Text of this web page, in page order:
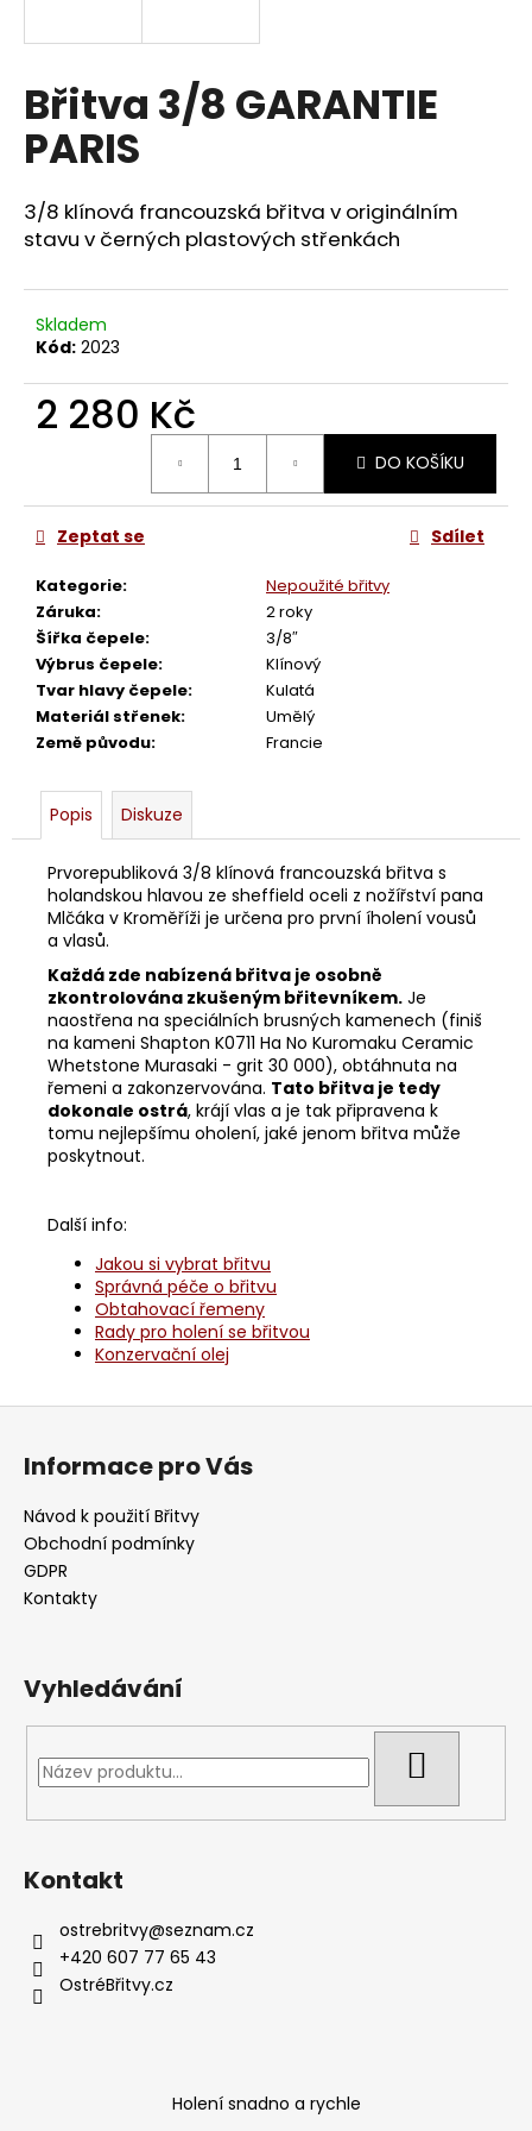
Břitva 3/8 GARANTIE
PARIS
3/8 klínová francouzská břitva v originálním
stavu v černých plastových střenkách
Skladem
Kód: 2023
2 280 Kč
DO KOŠÍKU
Kategorie:
Nepoužité břitvy
Záruka:
2 roky
Šířka čepele:
3/8″
Výbrus čepele:
Klínový
Tvar hlavy čepele:
Kulatá
Materiál střenek:
Umělý
Země původu: Francie
Zeptat se Sdílet
Popis Diskuze
Prvorepubliková 3/8 klínová francouzská břitva s
holandskou hlavou ze sheffield oceli z nožířství pana
Mlčáka v Kroměříži je určena pro první íholení vousů
a vlasů.
Každá zde nabízená břitva je osobně
zkontrolována zkušeným břitevníkem. Je
naostřena na speciálních brusných kamenech (finiš
na kameni Shapton K0711 Ha No Kuromaku Ceramic
Whetstone Murasaki - grit 30 000), obtáhnuta na
řemeni a zakonzervována. Tato břitva je tedy
dokonale ostrá, krájí vlas a je tak připravena k
tomu nejlepšímu oholení, jaké jenom břitva může
poskytnout.
Další info:
Jakou si vybrat břitvu
Správná péče o břitvu
Obtahovací řemeny
Rady pro holení se břitvou
Konzervační olej
í
t
?
D
o
p
u
č
e
m
e
OSTŘENÍ
BŘITVY
WWW.OSTREBRITVY.CZ
480
Původně:
980
Z
Informace pro Vás
Návod k použití Břitvy
Obchodní podmínky
GDPR
Kontakty
Vyhledávání
Kontakt
ostrebritvy@seznam.cz
+420 607 77 65 43
OstréBřitvy.cz
Holení snadno a rychle